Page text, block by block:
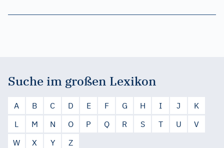
Suche im großen Lexikon
A B C D E F G H I J
K
L
M N O P Q R S T U
V
W
X Y Z